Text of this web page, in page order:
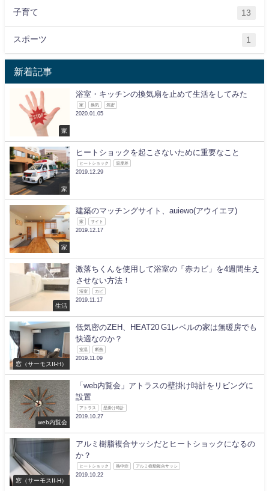
子育て 13
スポーツ 1
新着記事
家
浴室・キッチンの換気扇を止めて生活をしてみた
家 換気 気密
2020.01.05
家
ヒートショックを起こさないために重要なこと
ヒートショック 温度差
2019.12.29
家
建築のマッチングサイト、auiewo(アウイエヲ)
家 サイト
2019.12.17
生活
激落ちくんを使用して浴室の「赤カビ」を4週間生え
させない方法！
浴室 カビ
2019.11.17
窓（サーモスII-H）
低気密のZEH、HEAT20 G1レベルの家は無暖房でも
快適なのか？
室温 断熱
2019.11.09
web内覧会
「web内覧会」アトラスの壁掛け時計をリビングに
設置
アトラス 壁掛け時計
2019.10.27
窓（サーモスII-H）
アルミ樹脂複合サッシだとヒートショックになるの
か？
ヒートショック 熱中症 アルミ樹脂複合サッシ
2019.10.22